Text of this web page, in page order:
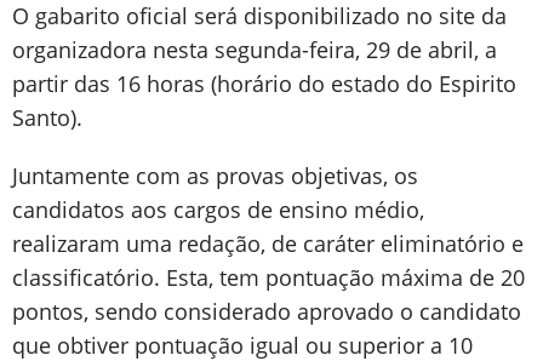
O gabarito oficial será disponibilizado no site da
organizadora nesta segunda-feira, 29 de abril, a
partir das 16 horas (horário do estado do Espirito
Santo).
Juntamente com as provas objetivas, os
candidatos aos cargos de ensino médio,
realizaram uma redação, de caráter eliminatório e
classificatório. Esta, tem pontuação máxima de 20
pontos, sendo considerado aprovado o candidato
que obtiver pontuação igual ou superior a 10